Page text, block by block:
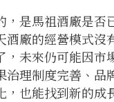
，是馬祖酒廠是否
酒廠的經營模式沒
，未來仍可能因市
治理制度完善、品
，也能找到新的成